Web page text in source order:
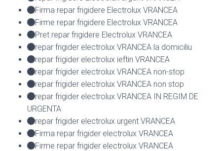
Firma repar frigidere Electrolux VRANCEA
Firme repar frigidere Electrolux VRANCEA
Pret repar frigidere Electrolux VRANCEA
repar frigider electrolux VRANCEA la domiciliu
repar frigider electrolux ieftin VRANCEA
repar frigider electrolux VRANCEA non-stop
repar frigider electrolux VRANCEA non stop
repar frigider electrolux VRANCEA IN REGIM DE
URGENTA
repar frigider electrolux urgent VRANCEA
Firma repar frigider electrolux VRANCEA
Firme repar frigider electrolux VRANCEA